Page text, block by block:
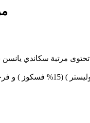
تحتوى مرتبة سكاندي يانسن